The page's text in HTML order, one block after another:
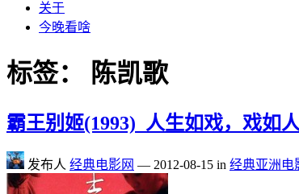
关于
今晚看啥
标签： 陈凯歌
霸王别姬(1993)_人生如戏，戏如
发布人 经典电影网 — 2012-08-15 in 经典亚洲电